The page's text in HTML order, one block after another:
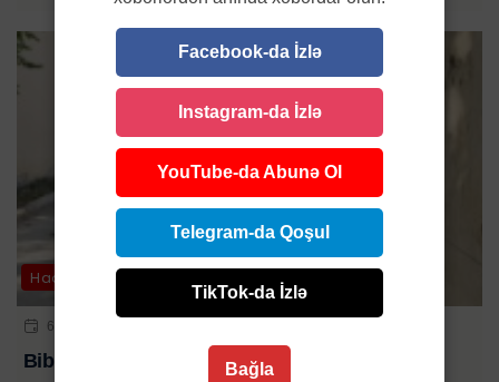
Hadisə
6 AVQ 2026 | 21:01
Bibim həkim səhlənkarlığının qurbanı oldu-
Facebook-da İzlə
Instagram-da İzlə
YouTube-da Abunə Ol
Telegram-da Qoşul
TikTok-da İzlə
Bağla